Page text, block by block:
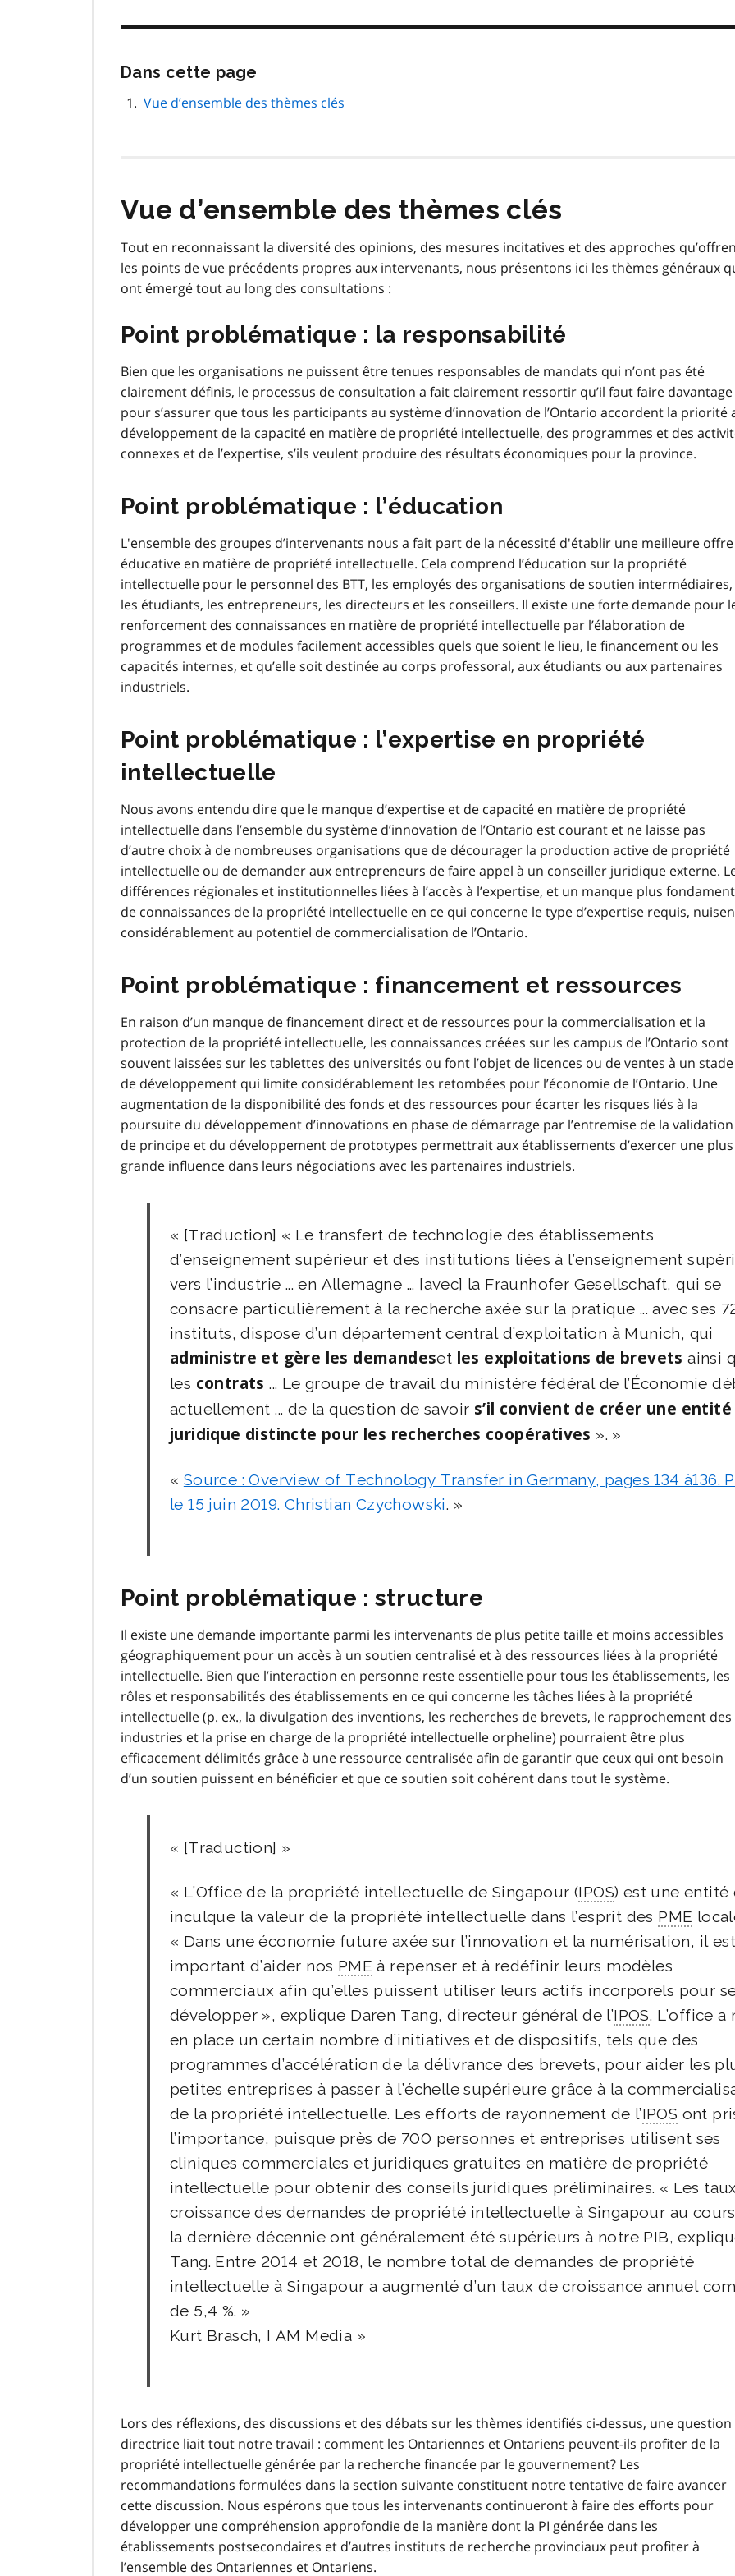
Dans cette page
navigation
Vue d’ensemble des thèmes clés
Vue d’ensemble des thèmes clés
Tout en reconnaissant la diversité des opinions, des mesures incitatives et des approches
les points de vue précédents propres aux intervenants, nous présentons ici les thèmes généraux
ont émergé tout au long des consultations :
Point problématique : la responsabilité
Bien que les organisations ne puissent être tenues responsables de mandats qui n’ont pas été
clairement définis, le processus de consultation a fait clairement ressortir qu’il faut faire davantage
pour s’assurer que tous les participants au système d’innovation de l’Ontario accordent la priorité
développement de la capacité en matière de propriété intellectuelle, des programmes et des
connexes et de l’expertise, s’ils veulent produire des résultats économiques pour la province.
Point problématique : l’éducation
L'ensemble des groupes d’intervenants nous a fait part de la nécessité d'établir une meilleure offre
éducative en matière de propriété intellectuelle. Cela comprend l’éducation sur la propriété
intellectuelle pour le personnel des BTT, les employés des organisations de soutien intermédiaires,
les étudiants, les entrepreneurs, les directeurs et les conseillers. Il existe une forte demande pour
renforcement des connaissances en matière de propriété intellectuelle par l’élaboration de
programmes et de modules facilement accessibles quels que soient le lieu, le financement ou les
capacités internes, et qu’elle soit destinée au corps professoral, aux étudiants ou aux partenaires
industriels.
Point problématique : l’expertise en propriété
intellectuelle
Nous avons entendu dire que le manque d’expertise et de capacité en matière de propriété
intellectuelle dans l’ensemble du système d’innovation de l’Ontario est courant et ne laisse pas
d’autre choix à de nombreuses organisations que de décourager la production active de propriété
intellectuelle ou de demander aux entrepreneurs de faire appel à un conseiller juridique externe.
différences régionales et institutionnelles liées à l’accès à l’expertise, et un manque plus
de connaissances de la propriété intellectuelle en ce qui concerne le type d’expertise requis,
considérablement au potentiel de commercialisation de l’Ontario.
Point problématique : financement et ressources
En raison d’un manque de financement direct et de ressources pour la commercialisation et la
protection de la propriété intellectuelle, les connaissances créées sur les campus de l’Ontario sont
souvent laissées sur les tablettes des universités ou font l’objet de licences ou de ventes à un stade
de développement qui limite considérablement les retombées pour l’économie de l’Ontario. Une
augmentation de la disponibilité des fonds et des ressources pour écarter les risques liés à la
poursuite du développement d’innovations en phase de démarrage par l’entremise de la validation
de principe et du développement de prototypes permettrait aux établissements d’exercer une plus
grande influence dans leurs négociations avec les partenaires industriels.
[Traduction] « Le transfert de technologie des établissements
d’enseignement supérieur et des institutions liées à l’enseignement
vers l’industrie ... en Allemagne ... [avec] la Fraunhofer Gesellschaft, qui se
consacre particulièrement à la recherche axée sur la pratique ... avec ses
instituts, dispose d’un département central d’exploitation à Munich, qui
administre et gère les demandeset les exploitations de brevets ainsi
les contrats ... Le groupe de travail du ministère fédéral de l’Économie
actuellement ... de la question de savoir s’il convient de créer une entité
juridique distincte pour les recherches coopératives ».
Source : Overview of Technology Transfer in Germany, pages 134 à136.
le 15 juin 2019. Christian Czychowski.
Point problématique : structure
Il existe une demande importante parmi les intervenants de plus petite taille et moins accessibles
géographiquement pour un accès à un soutien centralisé et à des ressources liées à la propriété
intellectuelle. Bien que l’interaction en personne reste essentielle pour tous les établissements, les
rôles et responsabilités des établissements en ce qui concerne les tâches liées à la propriété
intellectuelle (p. ex., la divulgation des inventions, les recherches de brevets, le rapprochement des
industries et la prise en charge de la propriété intellectuelle orpheline) pourraient être plus
efficacement délimités grâce à une ressource centralisée afin de garantir que ceux qui ont besoin
d’un soutien puissent en bénéficier et que ce soutien soit cohérent dans tout le système.
[Traduction]
L’Office de la propriété intellectuelle de Singapour (IPOS) est une entité
inculque la valeur de la propriété intellectuelle dans l’esprit des PME
« Dans une économie future axée sur l’innovation et la numérisation, il est
important d’aider nos PME à repenser et à redéfinir leurs modèles
commerciaux afin qu’elles puissent utiliser leurs actifs incorporels pour
développer », explique Daren Tang, directeur général de l’IPOS. L’office a
en place un certain nombre d’initiatives et de dispositifs, tels que des
programmes d’accélération de la délivrance des brevets, pour aider les
petites entreprises à passer à l’échelle supérieure grâce à la
de la propriété intellectuelle. Les efforts de rayonnement de l’IPOS ont
l’importance, puisque près de 700 personnes et entreprises utilisent ses
cliniques commerciales et juridiques gratuites en matière de propriété
intellectuelle pour obtenir des conseils juridiques préliminaires. « Les
croissance des demandes de propriété intellectuelle à Singapour au
la dernière décennie ont généralement été supérieurs à notre PIB,
Tang. Entre 2014 et 2018, le nombre total de demandes de propriété
intellectuelle à Singapour a augmenté d’un taux de croissance annuel
de 5,4 %. »
Kurt Brasch, I AM Media
Lors des réflexions, des discussions et des débats sur les thèmes identifiés ci-dessus, une question
directrice liait tout notre travail : comment les Ontariennes et Ontariens peuvent-ils profiter de la
propriété intellectuelle générée par la recherche financée par le gouvernement? Les
recommandations formulées dans la section suivante constituent notre tentative de faire avancer
cette discussion. Nous espérons que tous les intervenants continueront à faire des efforts pour
développer une compréhension approfondie de la manière dont la PI générée dans les
établissements postsecondaires et d’autres instituts de recherche provinciaux peut profiter à
l’ensemble des Ontariennes et Ontariens.